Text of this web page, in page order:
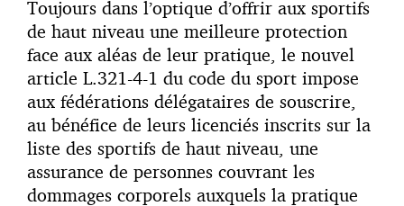
Toujours dans l’optique d’offrir aux sportifs
de haut niveau une meilleure protection
face aux aléas de leur pratique, le nouvel
article L.321-4-1 du code du sport impose
aux fédérations délégataires de souscrire,
au bénéfice de leurs licenciés inscrits sur la
liste des sportifs de haut niveau, une
assurance de personnes couvrant les
dommages corporels auxquels la pratique